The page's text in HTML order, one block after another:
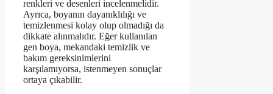
renkleri ve desenleri incelenmelidir.
Ayrıca, boyanın dayanıklılığı ve
temizlenmesi kolay olup olmadığı da
dikkate alınmalıdır. Eğer kullanılan
gen boya, mekandaki temizlik ve
bakım gereksinimlerini
karşılamıyorsa, istenmeyen sonuçlar
ortaya çıkabilir.